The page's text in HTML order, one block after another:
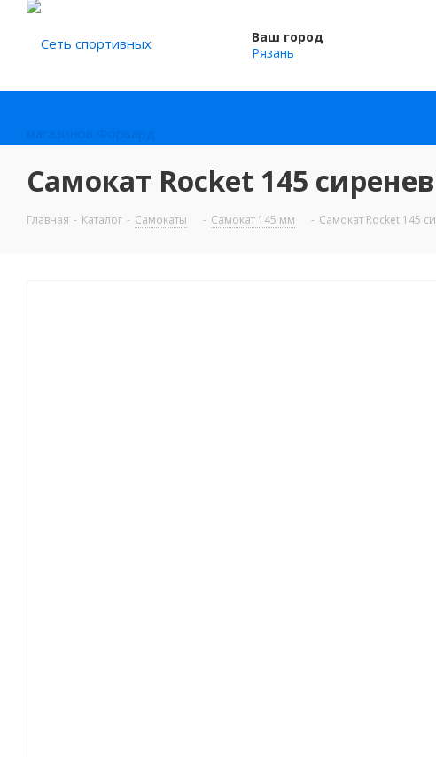
Ваш город
Рязань
Самокат Rocket 145
Главная - Каталог - Самокаты - Самокат 145 мм - Самокат Rocket 145